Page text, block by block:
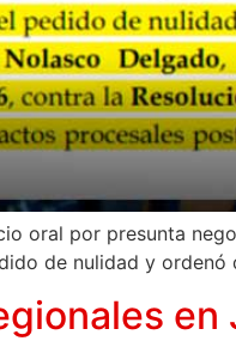
oral por presunta
de nulidad y ordenó
en